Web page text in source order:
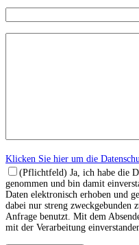
Klicken Sie hier um die
(Pflichtfeld) Ja, ich habe die
genommen und bin damit
Daten elektronisch erhoben und
dabei nur streng zweckgebunden
Anfrage benutzt. Mit dem
mit der Verarbeitung